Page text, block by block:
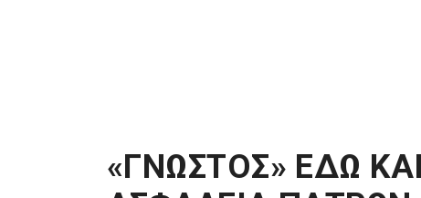
«ΓΝΩΣΤΟΣ» ΕΔΩ